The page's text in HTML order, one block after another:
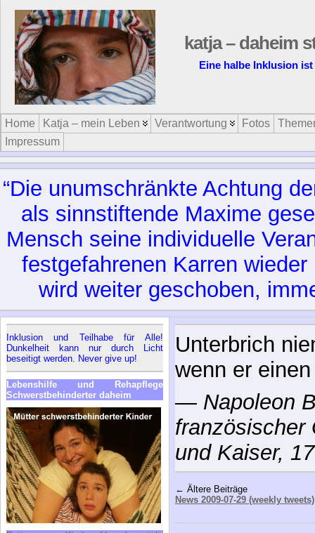
katja – daheim
Eine halbe Inklusion
Home Katja – mein Leben Verantwortung Fotos
Impressum
“Die unumschränkte Achtung
als sinnstiftende Maxime
Mensch seine individuelle
festgefahrenen Karren
wird weiter geschoben,
Inklusion und Teilhabe für Alle!
Dunkelheit kann nur durch Licht
beseitigt werden. Never give up!
Lebenshilfe und Rehapflege
Schwerstbehinderter daheim
Unterbrich
wenn er
— Napoleon
französischer
und Kaiser,
← Ältere Beiträge
News 2009-07-29 (weekly tweets)